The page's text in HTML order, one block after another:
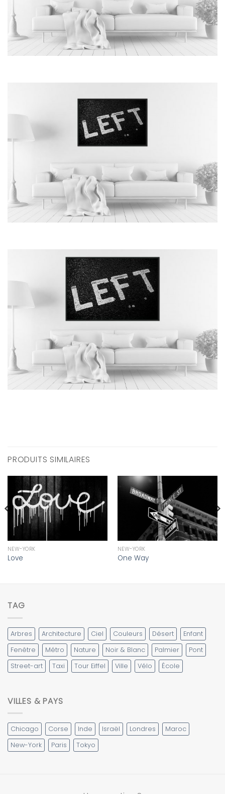
PRODUITS SIMILAIRES
NEW-YORK
Love
NEW-YORK
One Way
TAG
Arbres Architecture Ciel Couleurs Désert
Enfant
Fenêtre
Métro Nature Noir & Blanc Palmier
Pont
Street-art
Taxi Tour Eiffel Ville Vélo École
VILLES & PAYS
Chicago Corse Inde Israël Londres
Maroc
New-York
Paris Tokyo